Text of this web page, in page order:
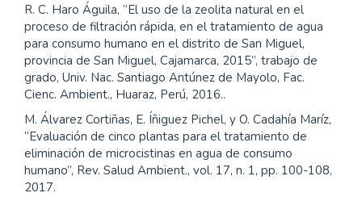
R. C. Haro Águila, “El uso de la zeolita natural en el
proceso de filtración rápida, en el tratamiento de agua
para consumo humano en el distrito de San Miguel,
provincia de San Miguel, Cajamarca, 2015”, trabajo de
grado, Univ. Nac. Santiago Antúnez de Mayolo, Fac.
Cienc. Ambient., Huaraz, Perú, 2016..
M. Álvarez Cortiñas, E. Íñiguez Pichel, y O. Cadahía Maríz,
“Evaluación de cinco plantas para el tratamiento de
eliminación de microcistinas en agua de consumo
humano”, Rev. Salud Ambient., vol. 17, n. 1, pp. 100-108,
2017.